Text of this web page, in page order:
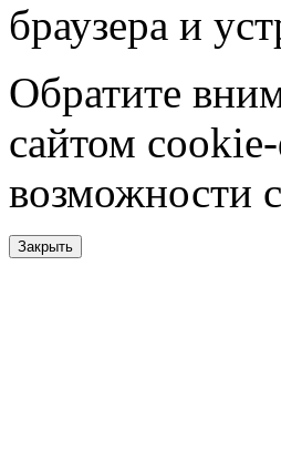
браузера и
Обратите
сайтом
возможности
Закрыть